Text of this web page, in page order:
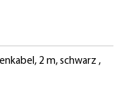
2 m, schwarz ,